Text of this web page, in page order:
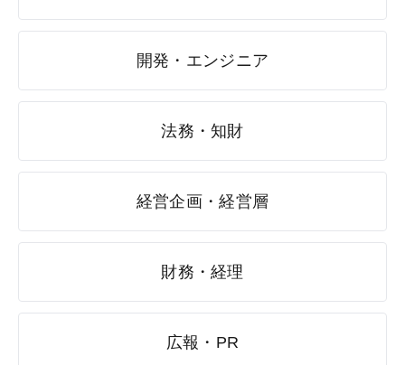
開発・エンジニア
法務・知財
経営企画・経営層
財務・経理
広報・PR